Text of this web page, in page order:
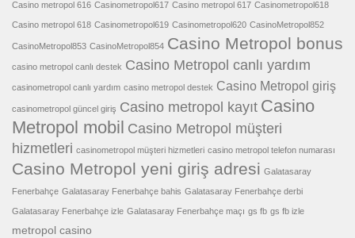
Casino metropol 616 Casinometropol617 Casino metropol 617 Casinometropol618
Casino metropol 618 Casinometropol619 Casinometropol620 CasinoMetropol852
CasinoMetropol853 CasinoMetropol854 Casino Metropol bonus
casino metropol canlı destek Casino Metropol canlı yardım
casinometropol canlı yardım casino metropol destek Casino Metropol giriş
casinometropol güncel giriş Casino metropol kayıt Casino
Metropol mobil Casino Metropol müşteri
hizmetleri casinometropol müşteri hizmetleri casino metropol telefon numarası
Casino Metropol yeni giriş adresi Galatasaray
Fenerbahçe Galatasaray Fenerbahçe bahis Galatasaray Fenerbahçe derbi
Galatasaray Fenerbahçe izle Galatasaray Fenerbahçe maçı gs fb gs fb izle
metropol casino